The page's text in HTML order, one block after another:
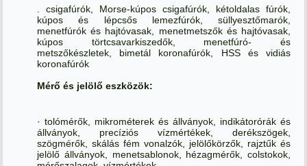
. csigafúrók, Morse-kúpos csigafúrók, kétoldalas fúrók,
kúpos és lépcsős lemezfúrók, süllyesztőmarók,
menetfúrók és hajtóvasak, menetmetszők és hajtóvasak,
kúpos törtcsavarkiszedők, menetfúró- és
metszőkészletek, bimetál koronafúrók, HSS és vidiás
koronafúrók
Mérő és jelölő eszközök:
· tolómérők, mikrométerek és állványok, indikátorórák és
állványok, precíziós vízmértékek, derékszögek,
szögmérők, skálás fém vonalzók, jelölőkörzők, rajztűk és
jelölő állványok, menetsablonok, hézagmérők, colstokok,